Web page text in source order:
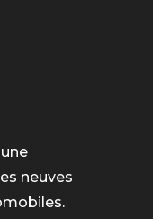
neuves